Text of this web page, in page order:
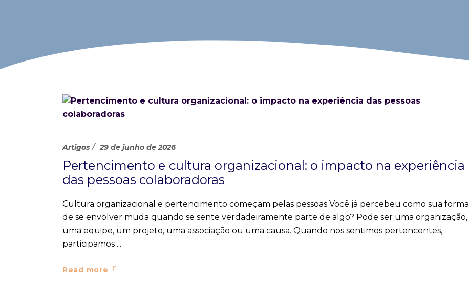
Artigos 29 de junho de 2026
Pertencimento e cultura organizacional: o impacto na experiência
das pessoas colaboradoras
Cultura organizacional e pertencimento começam pelas pessoas Você já percebeu como sua forma
de se envolver muda quando se sente verdadeiramente parte de algo? Pode ser uma organização,
uma equipe, um projeto, uma associação ou uma causa. Quando nos sentimos pertencentes,
participamos
Read more